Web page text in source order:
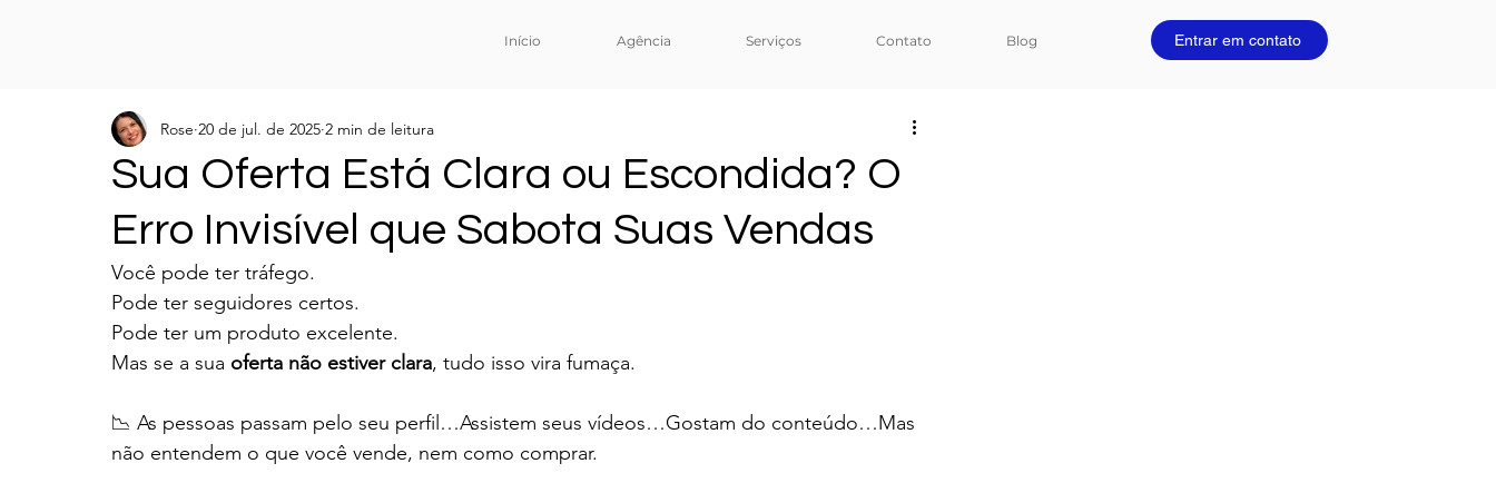
Início Agência Serviços Contato Blog Entrar em contato
Sua Oferta Está Clara ou Escondida? O
Erro Invisível que Sabota Suas Vendas
Rose 20 de jul. de 2025 2 min de leitura
Você pode ter tráfego.
Pode ter seguidores certos.
Pode ter um produto excelente.
Mas se a sua oferta não estiver clara, tudo isso vira fumaça.
📉 As pessoas passam pelo seu perfil…Assistem seus vídeos…Gostam do conteúdo…Mas
não entendem o que você vende, nem como comprar.